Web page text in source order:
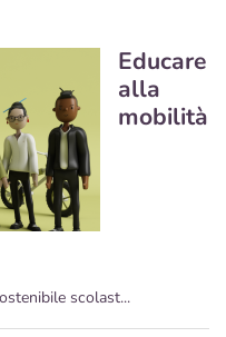
Educare
alla
mobilità
scolast...